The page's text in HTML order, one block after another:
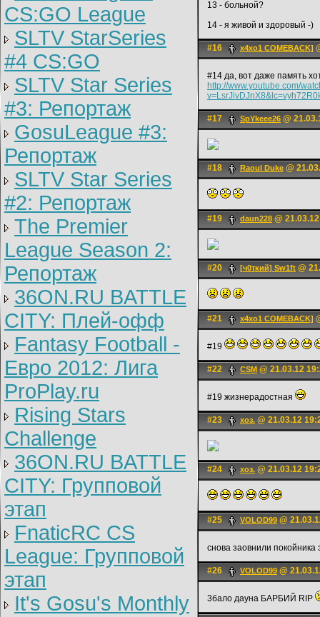
CS:GO League
SLTV StarSeries
#4 CS:GO
SLTV Star Series
#3: Репортаж
GosuLeague #3:
Репортаж
SLTV Star Series
#2: Репортаж
The Premier
League Season 2:
Репортаж
36ON.RU BATTLE
CITY: Плей-офф
Fantasy Football -
Евро 2012: Лига
ProPlay.ru
Rising Stars
Challenge
36ON.RU BATTLE
CITY: Групповой
этап
FnaticRC CS
League: Групповой
этап
It's Gosu's Monthly
13 - больной?
14 - я живой и здоровый -)
#16 x4xo1 COMEBACK]
#14 да, вот даже память
http://www.youtube.com/
#17 SpYkeee26 @
#18 Raoul Duke @
#19 daun228 @
#20 [ч0ткий] Sw1ft @
#21 x4xo1 COMEBACK]
#19
#22 CSM @ 21.03.12
#19 жизнерадостная
#23 хоз. @ 21.03.12
#24 хоз. @ 21.03.12
#25 VOLOD99 @
снова заовнили покойника
#26 VOLOD99 @
3бало дауна БАРБИЙ RIP